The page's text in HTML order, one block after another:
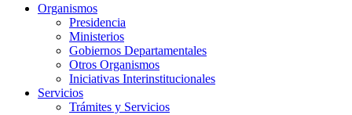
Organismos
Presidencia
Ministerios
Gobiernos Departamentales
Otros Organismos
Iniciativas Interinstitucionales
Servicios
Trámites y Servicios